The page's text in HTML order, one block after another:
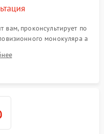
вам, проконсультирует по
монокуляра а